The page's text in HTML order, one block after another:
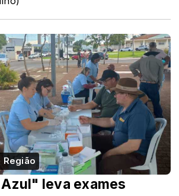
Região
leva exames